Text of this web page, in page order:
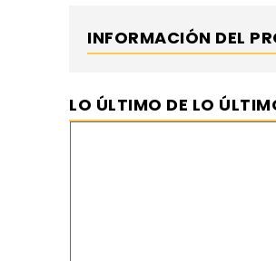
INFORMACIÓN DEL
LO ÚLTIMO DE LO